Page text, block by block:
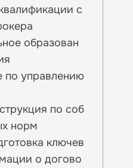
с
образован
по управлению
по соб
норм
ключев
о догово